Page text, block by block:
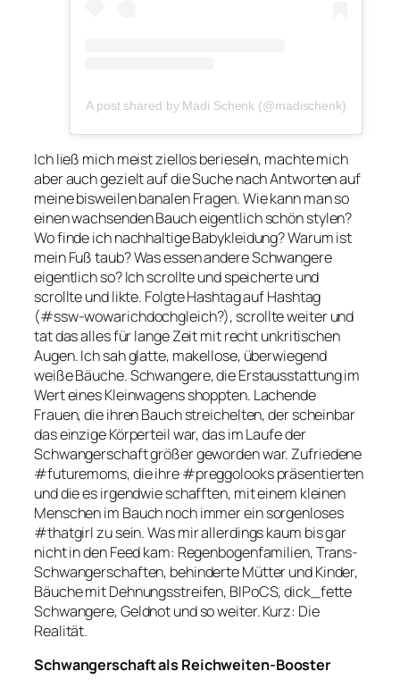
A post shared by Madi Schenk (@madischenk)
Ich ließ mich meist ziellos berieseln, machte mich
aber auch gezielt auf die Suche nach Antworten auf
meine bisweilen banalen Fragen. Wie kann man so
einen wachsenden Bauch eigentlich schön stylen?
Wo finde ich nachhaltige Babykleidung? Warum ist
mein Fuß taub? Was essen andere Schwangere
eigentlich so? Ich scrollte und speicherte und
scrollte und likte. Folgte Hashtag auf Hashtag
(#ssw-wowarichdochgleich?), scrollte weiter und
tat das alles für lange Zeit mit recht unkritischen
Augen. Ich sah glatte, makellose, überwiegend
weiße Bäuche. Schwangere, die Erstausstattung im
Wert eines Kleinwagens shoppten. Lachende
Frauen, die ihren Bauch streichelten, der scheinbar
das einzige Körperteil war, das im Laufe der
Schwangerschaft größer geworden war. Zufriedene
#futuremoms, die ihre#preggolookspräsentierten
und die es irgendwie schafften, mit einem kleinen
Menschen im Bauch noch immer ein sorgenloses
#thatgirlzu sein. Was mir allerdings kaum bis gar
nicht in den Feed kam: Regenbogenfamilien, Trans-
Schwangerschaften, behinderte Mütter und Kinder,
Bäuche mit Dehnungsstreifen, BIPoCS, dick_fette
Schwangere, Geldnot und so weiter. Kurz: Die
Realität.
Schwangerschaft als Reichweiten-Booster